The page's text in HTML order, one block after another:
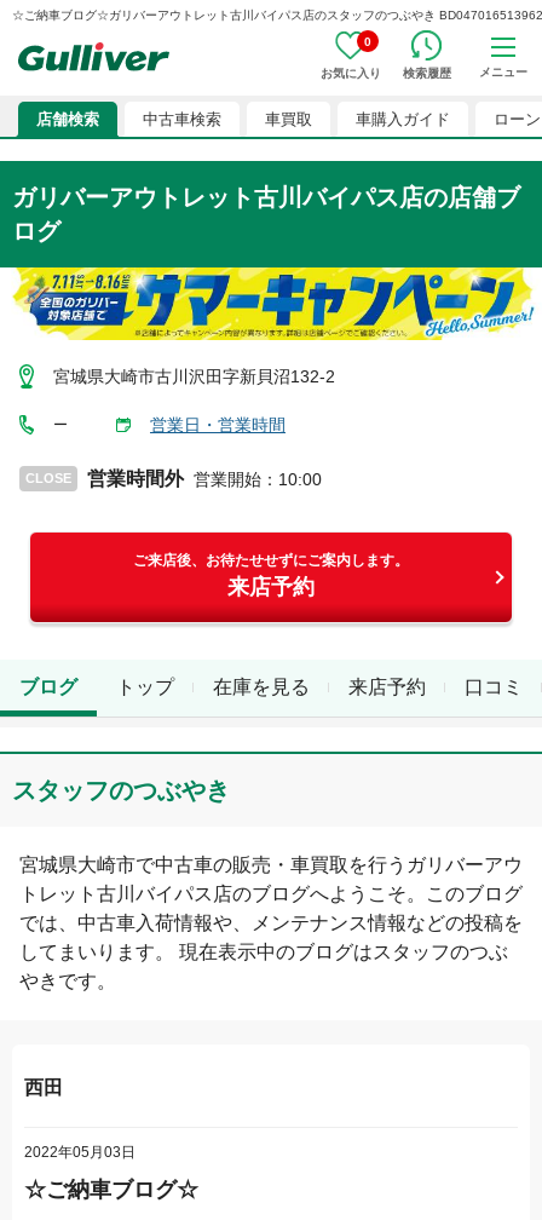
☆ご納車ブログ☆ガリバーアウトレット古川バイパス店のスタッフのつぶやき
0
お気に入り 検索履歴 メニュー
店舗検索 中古車検索 車買取 車購入ガイド ローン
ガリバーアウトレット古川バイパス店の店舗ブ
ログ
宮城県大崎市古川沢田字新貝沼132-2
ー 営業日・営業時間
CLOSE 営業時間外 営業開始 ： 10:00
ご来店後、お待たせせずにご案内します。
来店予約
トップ 在庫を見る 来店予約 口コミ
ブログ
スタッフのつぶやき
宮城県大崎市で中古車の販売・車買取を行う ガリバーアウ
トレット古川バイパス店のブログへようこそ。このブログ
では、中古車入荷情報や、メンテナンス情報などの投稿を
してまいります。 現在表示中のブログはスタッフのつぶ
やき です。
西田
2022年05月03日
☆ご納車ブログ☆